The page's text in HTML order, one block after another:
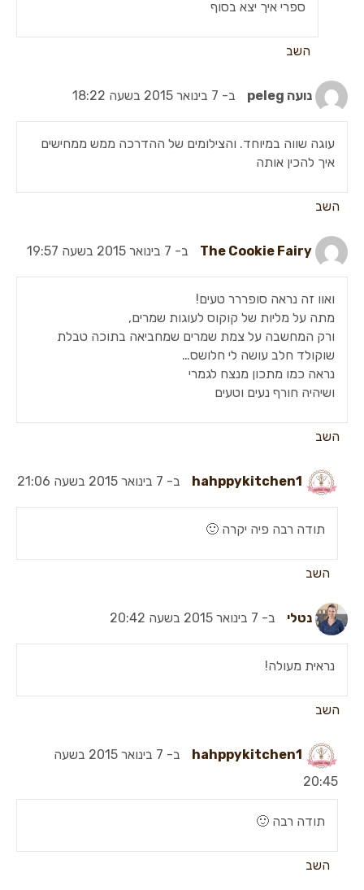
ספרי איך יצא בסוף
השב
נועה peleg ב- 7 בינואר 2015 בשעה 18:22
עוגה שווה במיוחד. והצילומים של ההדרכה ממש ממחישים
איך להכין אותה
השב
The Cookie Fairy ב- 7 בינואר 2015 בשעה 19:57
ואוו זה נראה סופררר טעים!
מתה על מליות של קוקוס לעוגות שמרים,
ורק המחשבה על צמת שמרים שמחביאה בתוכה טבלת
שוקולד חלב עושה לי חלושס…
נראה כמו מתכון מנצח לגמרי
ושיהיה חורף נעים וטעים
השב
hahppykitchen1 ב- 7 בינואר 2015 בשעה 21:06
תודה רבה פיה יקרה 🙂
השב
נטלי ב- 7 בינואר 2015 בשעה 20:42
נראית מעולה!
השב
hahppykitchen1
ב- 7 בינואר 2015 בשעה
20:45
תודה רבה 🙂
השב